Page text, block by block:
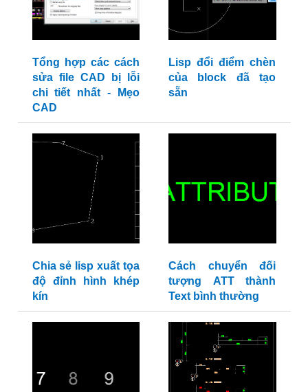
Tổng hợp các cách
sửa file CAD bị lỗi
chi tiết nhất - Mẹo
CAD
Lisp đổi điểm chèn
của block đã tạo
sẵn
Chia sẻ lisp xuất tọa
độ đỉnh hình khép
kín
Cách chuyển đối
tượng ATT thành
Text bình thường